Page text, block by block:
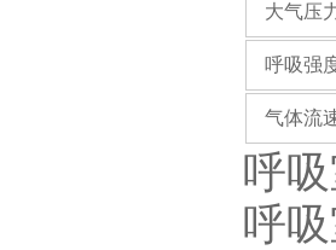
大气压
呼吸强
气体流
呼
呼